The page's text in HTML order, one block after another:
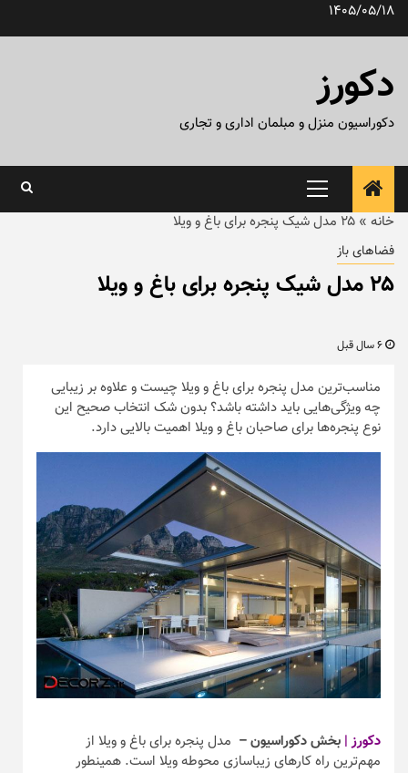
پرش1405/05/18
دکورز
دکوراسیون منزل و مبلمان اداری و تجاری
منوی
اصلی
خانه » ۲۵ مدل شیک پنجره برای باغ و ویلا
فضاهای باز
۲۵ مدل شیک پنجره برای باغ و ویلا
مناسب‌ترین مدل پنجره برای باغ و ویلا چیست و علاوه بر زیبایی
چه ویژگی‌هایی باید داشته باشد؟ بدون شک انتخاب صحیح این
نوع پنجره‌ها برای صاحبان باغ و ویلا اهمیت بالایی دارد.
دکورز | بخش دکوراسیون – مدل پنجره برای باغ و ویلا از
مهم‌ترین راه کارهای زیباسازی محوطه ویلا است. همینطور